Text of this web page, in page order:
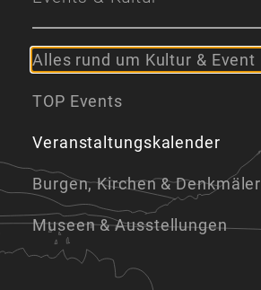
Alles rund um Kultur & Event
TOP Events
Veranstaltungskalender
Burgen, Kirchen & Denkmäler
Museen & Ausstellungen